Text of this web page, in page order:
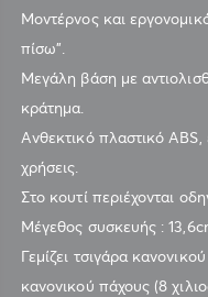
Μοντέρνος και
πίσω”.
Μεγάλη βάση με
κράτημα.
Ανθεκτικό πλαστικό
χρήσεις.
Στο κουτί περιέχονται
Μέγεθος συσκευής :
Γεμίζει τσιγάρα
κανονικού πάχους (8